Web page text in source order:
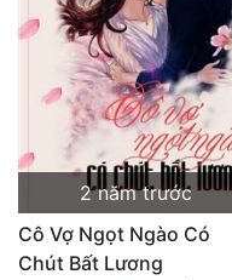
2 năm trước
Cô Vợ Ngọt Ngào Có
Chút Bất Lương